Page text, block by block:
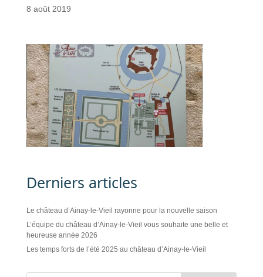
8 août 2019
Derniers articles
Le château d’Ainay-le-Vieil rayonne pour la nouvelle saison
L’équipe du château d’Ainay-le-Vieil vous souhaite une belle et
heureuse année 2026
Les temps forts de l’été 2025 au château d’Ainay-le-Vieil